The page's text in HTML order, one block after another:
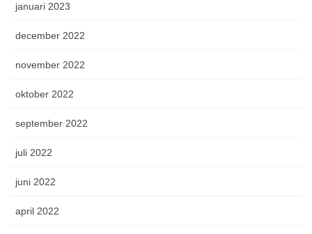
januari 2023
december 2022
november 2022
oktober 2022
september 2022
juli 2022
juni 2022
april 2022